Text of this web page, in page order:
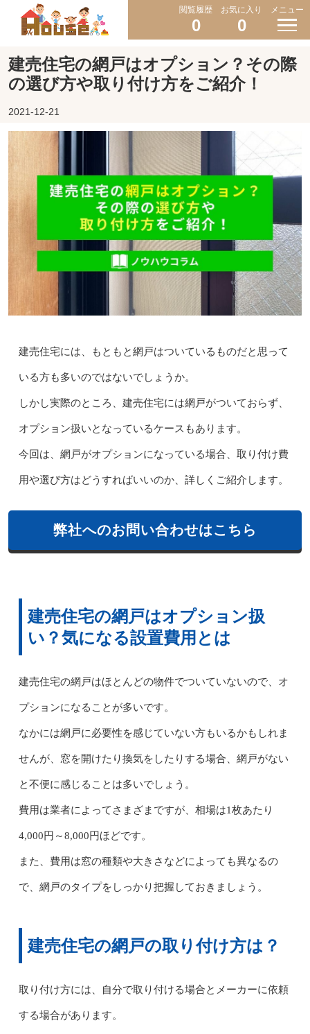
閲覧履歴
0
お気に入り
0
メニュー
建売住宅の網戸はオプション？その際
の選び方や取り付け方をご紹介！
2021-12-21
建売住宅には、もともと網戸はついているものだと思って
いる方も多いのではないでしょうか。
しかし実際のところ、建売住宅には網戸がついておらず、
オプション扱いとなっているケースもあります。
今回は、網戸がオプションになっている場合、取り付け費
用や選び方はどうすればいいのか、詳しくご紹介します。
弊社へのお問い合わせはこちら
建売住宅の網戸はオプション扱
い？気になる設置費用とは
建売住宅の網戸はほとんどの物件でついていないので、オ
プションになることが多いです。
なかには網戸に必要性を感じていない方もいるかもしれま
せんが、窓を開けたり換気をしたりする場合、網戸がない
と不便に感じることは多いでしょう。
費用は業者によってさまざまですが、相場は1枚あたり
4,000円～8,000円ほどです。
また、費用は窓の種類や大きさなどによっても異なるの
で、網戸のタイプをしっかり把握しておきましょう。
建売住宅の網戸の取り付け方は？
取り付け方には、自分で取り付ける場合とメーカーに依頼
する場合があります。